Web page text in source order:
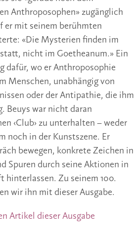
Anthroposophen» zugänglich
er mit seinem berühmten
«Die Mysterien finden im
nicht im Goetheanum.» Ein
dafür, wo er Anthroposophie
Menschen, unabhängig von
oder der Antipathie, die ihm
Beuys war nicht daran
‹Club› zu unterhalten – weder
noch in der Kunstszene. Er
bewegen, konkrete Zeichen in
Spuren durch seine Aktionen in
hinterlassen. Zu seinem 100.
wir ihn mit dieser Ausgabe.
Artikel dieser Ausgabe